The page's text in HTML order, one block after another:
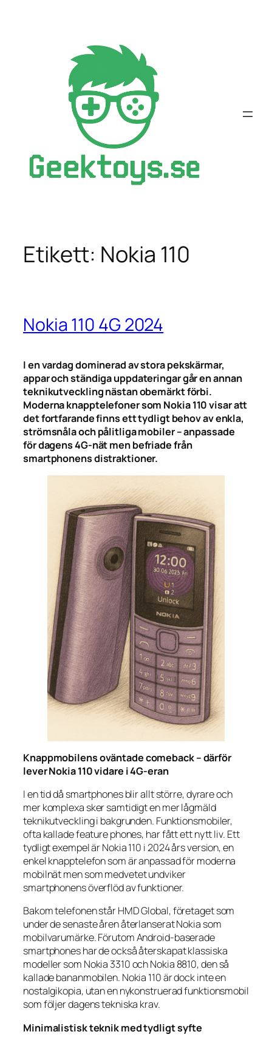
Etikett: Nokia 110
Nokia 110 4G 2024
I en vardag dominerad av stora pekskärmar,
appar och ständiga uppdateringar går en annan
teknikutveckling nästan obemärkt förbi.
Moderna knapptelefoner som Nokia 110 visar att
det fortfarande finns ett tydligt behov av enkla,
strömsnåla och pålitliga mobiler – anpassade
för dagens 4G-nät men befriade från
smartphonens distraktioner.
Knappmobilens oväntade comeback – därför
lever Nokia 110 vidare i 4G-eran
I en tid då smartphones blir allt större, dyrare och
mer komplexa sker samtidigt en mer lågmäld
teknikutveckling i bakgrunden. Funktionsmobiler,
ofta kallade feature phones, har fått ett nytt liv. Ett
tydligt exempel är Nokia 110 i 2024 års version, en
enkel knapptelefon som är anpassad för moderna
mobilnät men som medvetet undviker
smartphonens överflöd av funktioner.
Bakom telefonen står HMD Global, företaget som
under de senaste åren återlanserat Nokia som
mobilvarumärke. Förutom Android-baserade
smartphones har de också återskapat klassiska
modeller som Nokia 3310 och Nokia 8810, den så
kallade bananmobilen. Nokia 110 är dock inte en
nostalgikopia, utan en nykonstruerad funktionsmobil
som följer dagens tekniska krav.
Minimalistisk teknik med tydligt syfte